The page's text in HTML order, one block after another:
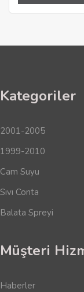
Kategoriler
2001-2005
1999-2010
Cam Suyu
Sıvı Conta
Balata Spreyi
Müşteri
Haberler